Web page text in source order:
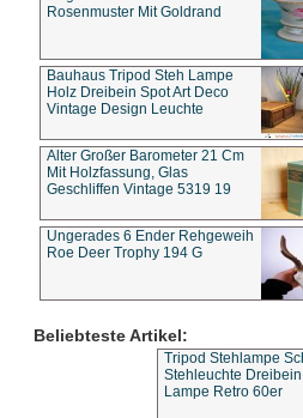
Rosenmuster Mit Goldrand
Bauhaus Tripod Steh Lampe
Holz Dreibein Spot Art Deco
Vintage Design Leuchte
Alter Großer Barometer 21 Cm
Mit Holzfassung, Glas
Geschliffen Vintage 5319 19
Ungerades 6 Ender Rehgeweih
Roe Deer Trophy 194 G
Beliebteste Artikel:
Tripod Stehlampe
Stehleuchte
Lampe Retro 60er